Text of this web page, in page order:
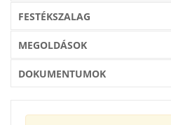
FESTÉKSZALAG
MEGOLDÁSOK
DOKUMENTUMOK